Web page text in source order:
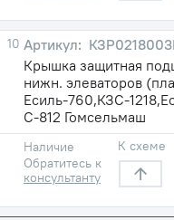
10
Крышка защитная
нижн. элеваторов
Есиль-760,КЗС-
С-812 Гомсельмаш
Наличие
Обратитесь к
консультанту
К схеме